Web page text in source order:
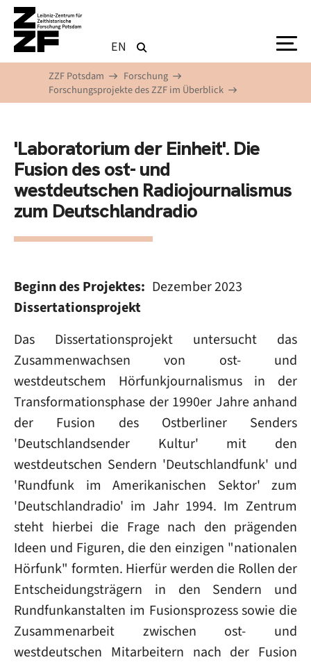
Direkt zum Inhalt
EN
ZZF Potsdam
Forschung
Forschungsprojekte des ZZF im Überblick
'Laboratorium der Einheit'. Die
Fusion des ost- und
westdeutschen Radiojournalismus
zum Deutschlandradio
Beginn des Projektes
Dezember 2023
Dissertationsprojekt
Das Dissertationsprojekt untersucht das
Zusammenwachsen von ost- und
westdeutschem Hörfunkjournalismus in der
Transformationsphase der 1990er Jahre anhand
der Fusion des Ostberliner Senders
'Deutschlandsender Kultur' mit den
westdeutschen Sendern 'Deutschlandfunk' und
'Rundfunk im Amerikanischen Sektor' zum
'Deutschlandradio' im Jahr 1994. Im Zentrum
steht hierbei die Frage nach den prägenden
Ideen und Figuren, die den einzigen "nationalen
Hörfunk" formten. Hierfür werden die Rollen der
Entscheidungsträgern in den Sendern und
Rundfunkanstalten im Fusionsprozess sowie die
Zusammenarbeit zwischen ost- und
westdeutschen Mitarbeitern nach der Fusion